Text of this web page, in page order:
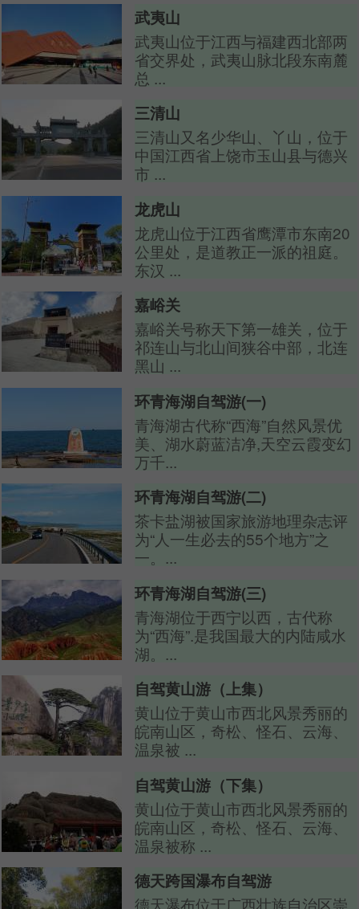
武夷山
武夷山位于江西与福建西北部两
省交界处，武夷山脉北段东南麓
总 ...
三清山
三清山又名少华山、丫山，位于
中国江西省上饶市玉山县与德兴
市 ...
龙虎山
龙虎山位于江西省鹰潭市东南20
公里处，是道教正一派的祖庭。
东汉 ...
嘉峪关
嘉峪关号称天下第一雄关，位于
祁连山与北山间狭谷中部，北连
黑山 ...
环青海湖自驾游(一)
青海湖古代称“西海”自然风景优
美、湖水蔚蓝洁净,天空云霞变幻
万千...
环青海湖自驾游(二)
茶卡盐湖被国家旅游地理杂志评
为“人一生必去的55个地方”之
一。...
环青海湖自驾游(三)
青海湖位于西宁以西，古代称
为“西海”.是我国最大的内陆咸水
湖。...
自驾黄山游（上集）
黄山位于黄山市西北风景秀丽的
皖南山区，奇松、怪石、云海、
温泉被 ...
自驾黄山游（下集）
黄山位于黄山市西北风景秀丽的
皖南山区，奇松、怪石、云海、
温泉被称 ...
德天跨国瀑布自驾游
德天瀑布位于广西壮族自治区崇